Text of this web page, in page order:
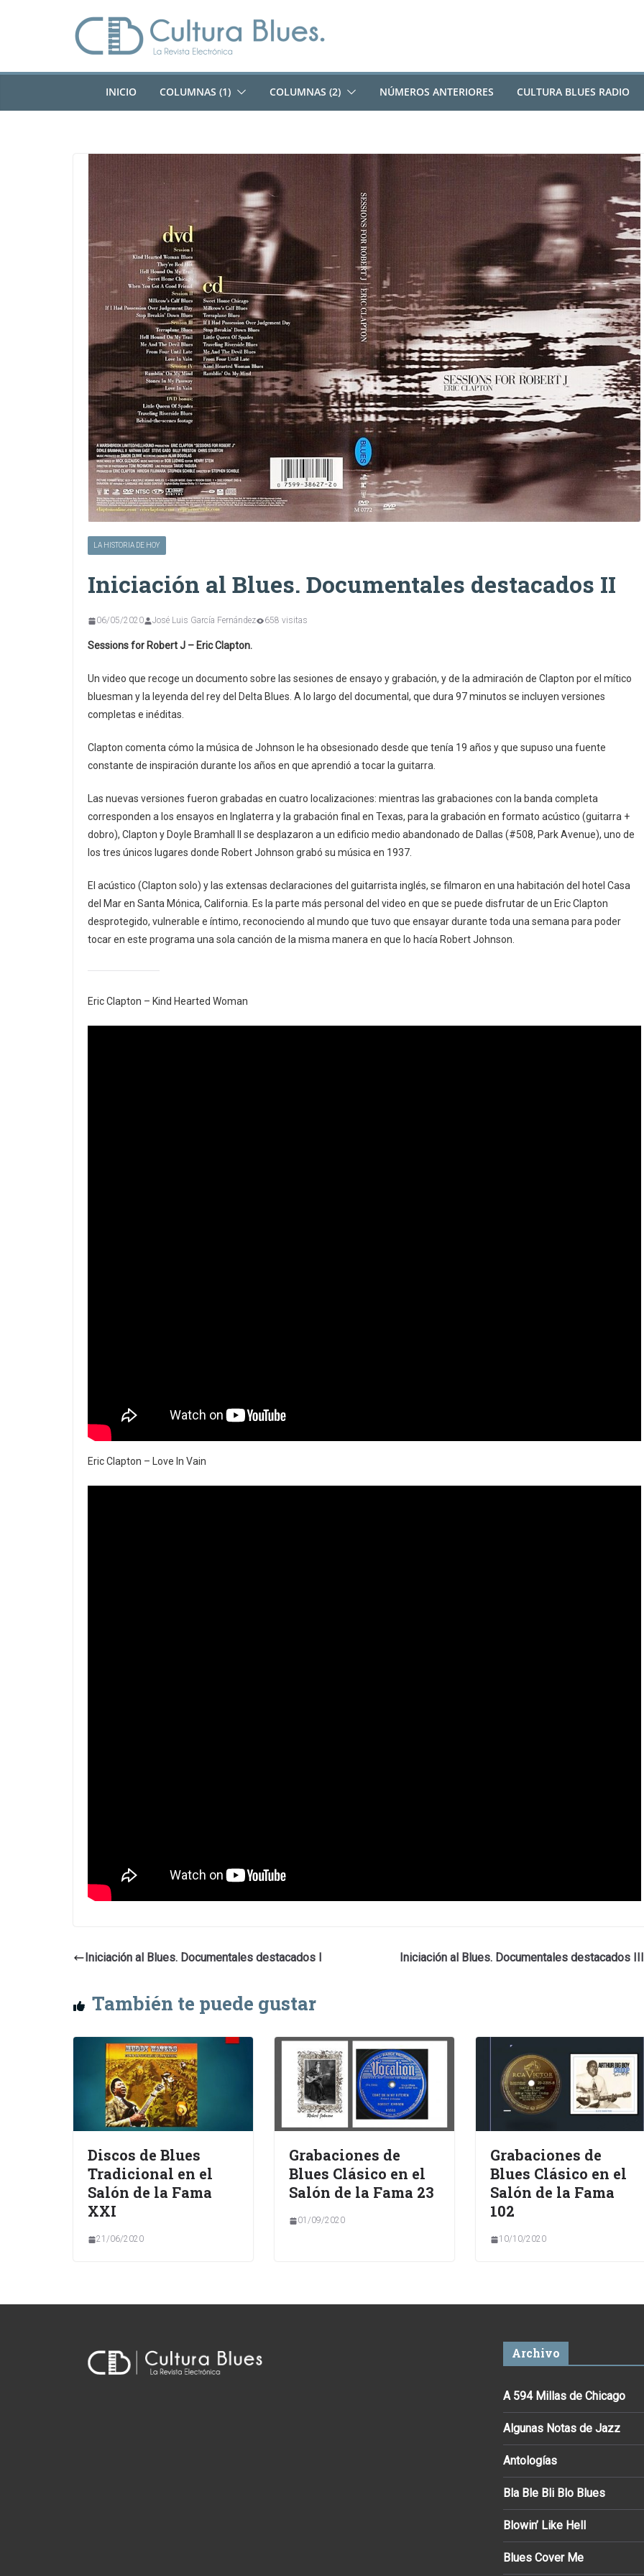
INICIO COLUMNAS (1) COLUMNAS (2) NÚMEROS ANTERIORES CULTURA BLUES RADIO
LA HISTORIA DE HOY
Iniciación al Blues. Documentales destacados II
06/05/2020 José Luis García Fernández 658 visitas
Sessions for Robert J – Eric Clapton.
Un video que recoge un documento sobre las sesiones de ensayo y grabación, y de la admiración de Clapton por el mítico
bluesman y la leyenda del rey del Delta Blues. A lo largo del documental, que dura 97 minutos se incluyen versiones
completas e inéditas.
Clapton comenta cómo la música de Johnson le ha obsesionado desde que tenía 19 años y que supuso una fuente
constante de inspiración durante los años en que aprendió a tocar la guitarra.
Las nuevas versiones fueron grabadas en cuatro localizaciones: mientras las grabaciones con la banda completa
corresponden a los ensayos en Inglaterra y la grabación final en Texas, para la grabación en formato acústico (guitarra +
dobro), Clapton y Doyle Bramhall II se desplazaron a un edificio medio abandonado de Dallas (#508, Park Avenue), uno de
los tres únicos lugares donde Robert Johnson grabó su música en 1937.
El acústico (Clapton solo) y las extensas declaraciones del guitarrista inglés, se filmaron en una habitación del hotel Casa
del Mar en Santa Mónica, California. Es la parte más personal del video en que se puede disfrutar de un Eric Clapton
desprotegido, vulnerable e íntimo, reconociendo al mundo que tuvo que ensayar durante toda una semana para poder
tocar en este programa una sola canción de la misma manera en que lo hacía Robert Johnson.
Eric Clapton – Kind Hearted Woman
Eric Clapton – Love In Vain
Iniciación al Blues. Documentales destacados I Iniciación al Blues. Documentales destacados III
También te puede gustar
Discos de Blues
Tradicional en el
Salón de la Fama
XXI
21/06/2020
Grabaciones de
Blues Clásico en el
Salón de la Fama 23
01/09/2020
Grabaciones de
Blues Clásico en el
Salón de la Fama
102
10/10/2020
Archivo
A 594 Millas de Chicago
Algunas Notas de Jazz
Antologías
Bla Ble Bli Blo Blues
Blowin’ Like Hell
Blues Cover Me